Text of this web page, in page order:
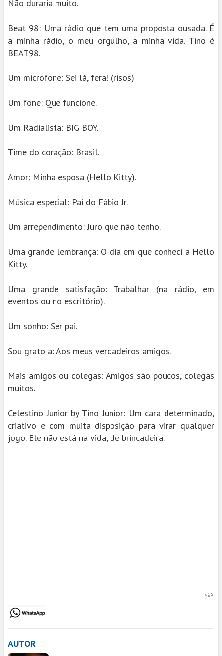
Não duraria muito.
Beat 98: Uma rádio que tem uma proposta ousada. É
a minha rádio, o meu orgulho, a minha vida. Tino é
BEAT98.
Um microfone: Sei lá, fera! (risos)
Um fone: Que funcione.
Um Radialista: BIG BOY.
Time do coração: Brasil.
Amor: Minha esposa (Hello Kitty).
Música especial: Pai do Fábio Jr.
Um arrependimento: Juro que não tenho.
Uma grande lembrança: O dia em que conheci a Hello
Kitty.
Uma grande satisfação: Trabalhar (na rádio, em
eventos ou no escritório).
Um sonho: Ser pai.
Sou grato a: Aos meus verdadeiros amigos.
Mais amigos ou colegas: Amigos são poucos, colegas
muitos.
Celestino Junior by Tino Junior: Um cara determinado,
criativo e com muita disposição para virar qualquer
jogo. Ele não está na vida, de brincadeira.
Tags:
AUTOR